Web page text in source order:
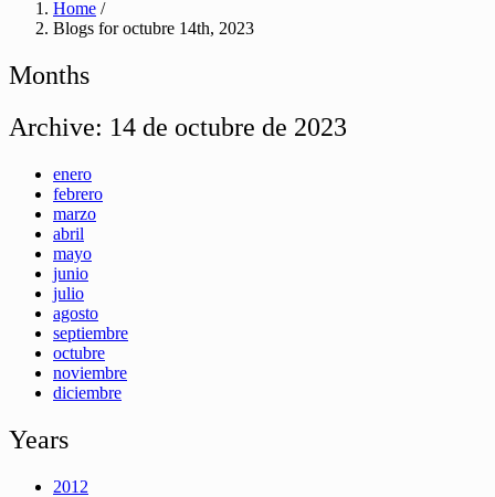
Home /
Blogs for octubre 14th, 2023
Months
Archive: 14 de octubre de 2023
enero
febrero
marzo
abril
mayo
junio
julio
agosto
septiembre
octubre
noviembre
diciembre
Years
2012